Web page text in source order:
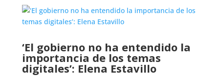
‘El gobierno no ha entendido la
importancia de los temas
digitales’: Elena Estavillo